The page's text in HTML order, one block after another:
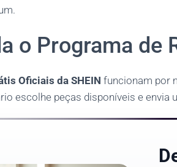
o Programa de
Oficiais da SHEIN funcionam por
escolhe peças disponíveis e envia